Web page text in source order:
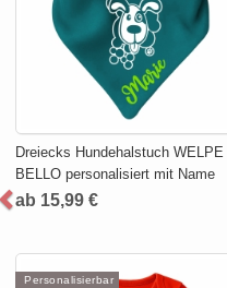
Dreiecks Hundehalstuch WELPE
BELLO personalisiert mit Name
ab 15,99 €
Personalisierbar